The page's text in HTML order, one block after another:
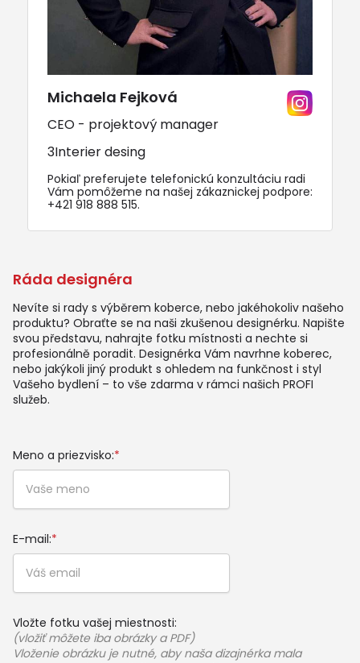
Ráda designéra
Nevíte si rady s výběrem koberce, nebo jakéhokoliv našeho
produktu? Obraťte se na naši zkušenou designérku. Napište
svou představu, nahrajte fotku místnosti a nechte si
profesionálně poradit. Designérka Vám navrhne koberec,
nebo jakýkoli jiný produkt s ohledem na funkčnost i styl
Vašeho bydlení – to vše zdarma v rámci našich PROFI
služeb.
Meno a priezvisko:*
E-mail:*
Vložte fotku vašej miestnosti:
(vložiť môžete iba obrázky a PDF)
Vloženie obrázku je nutné, aby naša dizajnérka mala
Michaela Fejková
CEO - projektový manager
3Interier desing
Pokiaľ preferujete telefonickú konzultáciu radi
Vám pomôžeme na našej zákaznickej podpore:
+421 918 888 515.